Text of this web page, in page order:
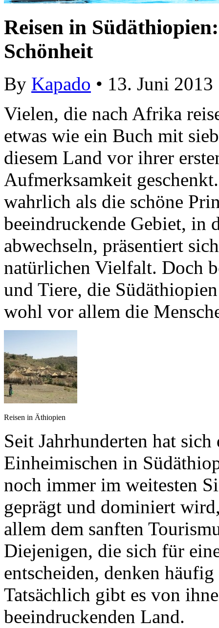
Reisen in
Schönheit
By Kapado • 13. Juni 2013
Vielen, die nach Afrika
etwas wie ein Buch mit
diesem Land vor ihrer
Aufmerksamkeit
wahrlich als die schöne
beeindruckende Gebiet, in
abwechseln, präsentiert
natürlichen Vielfalt. Doch
und Tiere, die
wohl vor allem die
Reisen in Äthiopien
Seit Jahrhunderten hat
Einheimischen in
noch immer im weitesten
geprägt und dominiert
allem dem sanften
Diejenigen, die sich für
entscheiden, denken
Tatsächlich gibt es von
beeindruckenden Land.